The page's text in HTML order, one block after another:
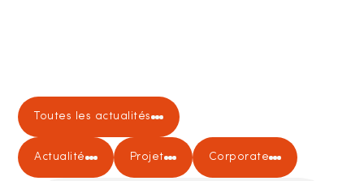
Toutes les actualités
Actualité Projet Corporate